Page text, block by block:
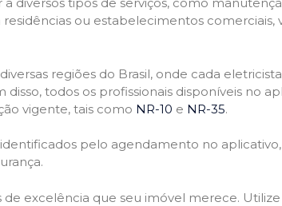
diversos tipos de serviços, como
ou estabelecimentos
regiões do Brasil, onde cada
todos os profissionais disponíveis no
vigente, tais como NR-10 e NR-35.
pelo agendamento no
excelência que seu imóvel merece.